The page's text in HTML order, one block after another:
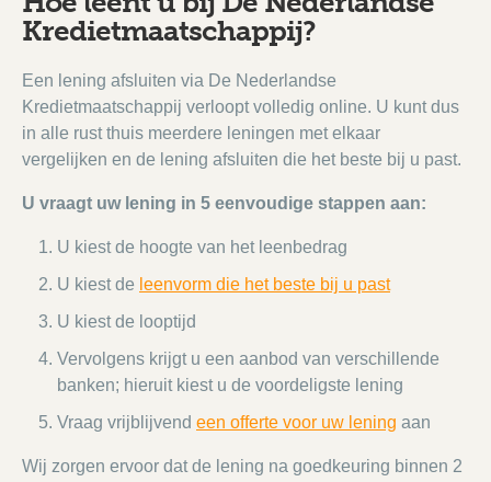
Kredietmaatschappij?
Een lening afsluiten via De Nederlandse
Kredietmaatschappij verloopt volledig online. U kunt dus
in alle rust thuis meerdere leningen met elkaar
vergelijken en de lening afsluiten die het beste bij u past.
U vraagt uw lening in 5 eenvoudige stappen aan:
U kiest de hoogte van het leenbedrag
U kiest de leenvorm die het beste bij u past
U kiest de looptijd
Vervolgens krijgt u een aanbod van verschillende
banken; hieruit kiest u de voordeligste lening
Vraag vrijblijvend een offerte voor uw lening aan
Wij zorgen ervoor dat de lening na goedkeuring binnen 2